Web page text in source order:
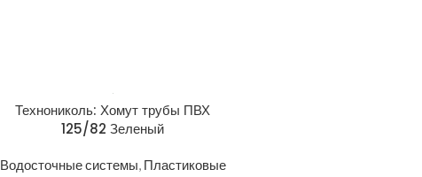
Технониколь: Хомут трубы ПВХ
125/82 Зеленый
Водосточные системы, Пластиковые